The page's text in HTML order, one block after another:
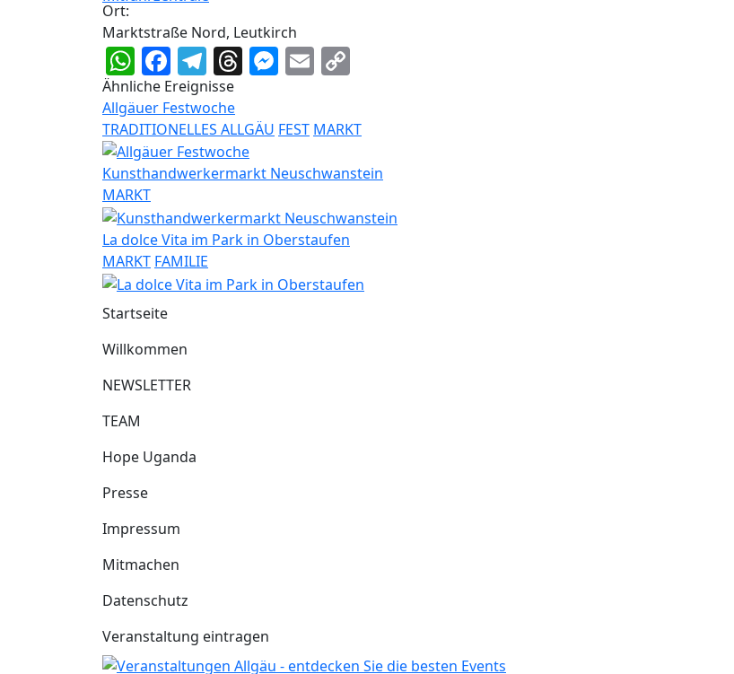
Ort:
Marktstraße Nord, Leutkirch
WhatsApp
Facebook
Telegram
Threads
Messenger
Email
Ähnliche Ereignisse
Allgäuer Festwoche
TRADITIONELLES ALLGÄU FEST MARKT
Kunsthandwerkermarkt Neuschwanstein
MARKT
La dolce Vita im Park in Oberstaufen
MARKT FAMILIE
Startseite
Willkommen
NEWSLETTER
TEAM
Hope Uganda
Presse
Impressum
Mitmachen
Datenschutz
Veranstaltung eintragen